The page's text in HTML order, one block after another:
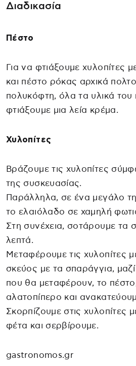
Διαδικασία
Πέστο
Για να φτιάξουμε χυλοπίτες
και πέστο ρόκας αρχικά
πολυκόφτη, όλα τα υλικά του
φτιάξουμε μια λεία κρέμα.
Χυλοπίτες
Βράζουμε τις χυλοπίτες
της συσκευασίας.
Παράλληλα, σε ένα μεγάλο
το ελαιόλαδο σε χαμηλή
Στη συνέχεια, σοτάρουμε τα
λεπτά.
Μεταφέρουμε τις χυλοπίτες
σκεύος με τα σπαράγγια,
που θα μεταφέρουν, το
αλατοπίπερο και
Σκορπίζουμε στις χυλοπίτες
φέτα και σερβίρουμε.
gastronomos.gr